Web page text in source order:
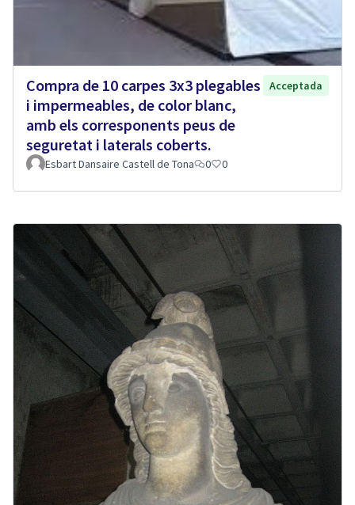
Compra de 10 carpes 3x3 plegables
i impermeables, de color blanc,
amb els corresponents peus de
seguretat i laterals coberts.
Acceptada
Esbart Dansaire Castell de Tona 0 0